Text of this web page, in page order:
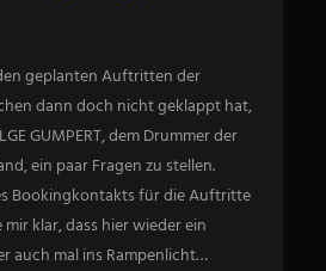
geplanten Auftritten der
dann doch nicht geklappt hat,
GUMPERT, dem Drummer der
ein paar Fragen zu stellen.
Bookingkontakts für die Auftritte
klar, dass hier wieder ein
auch mal ins Rampenlicht…